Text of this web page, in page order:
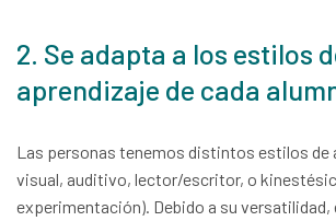
2. Se adapta a los estilos
aprendizaje de cada
Las personas tenemos distintos estilos de
visual, auditivo, lector/escritor, o
experimentación). Debido a su versatilidad,